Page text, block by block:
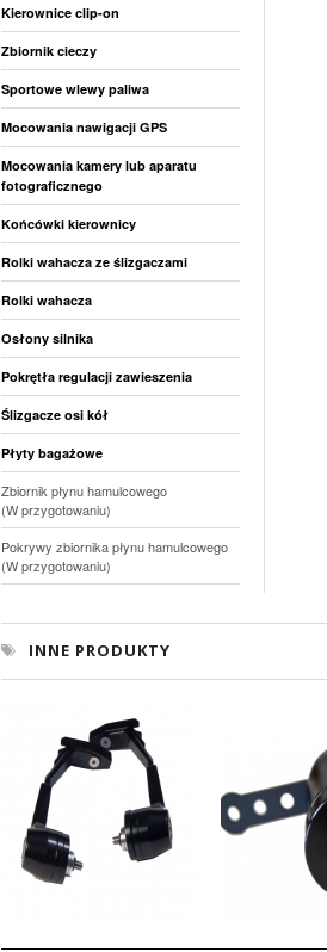
Kierownice clip-on
Zbiornik cieczy
Sportowe wlewy paliwa
Mocowania nawigacji GPS
Mocowania kamery lub aparatu
fotograficznego
Końcówki kierownicy
Rolki wahacza ze ślizgaczami
Rolki wahacza
Osłony silnika
Pokrętła regulacji zawieszenia
Ślizgacze osi kół
Płyty bagażowe
Zbiornik płynu hamulcowego
(W przygotowaniu)
Pokrywy zbiornika płynu hamulcowego
(W przygotowaniu)
INNE PRODUKTY